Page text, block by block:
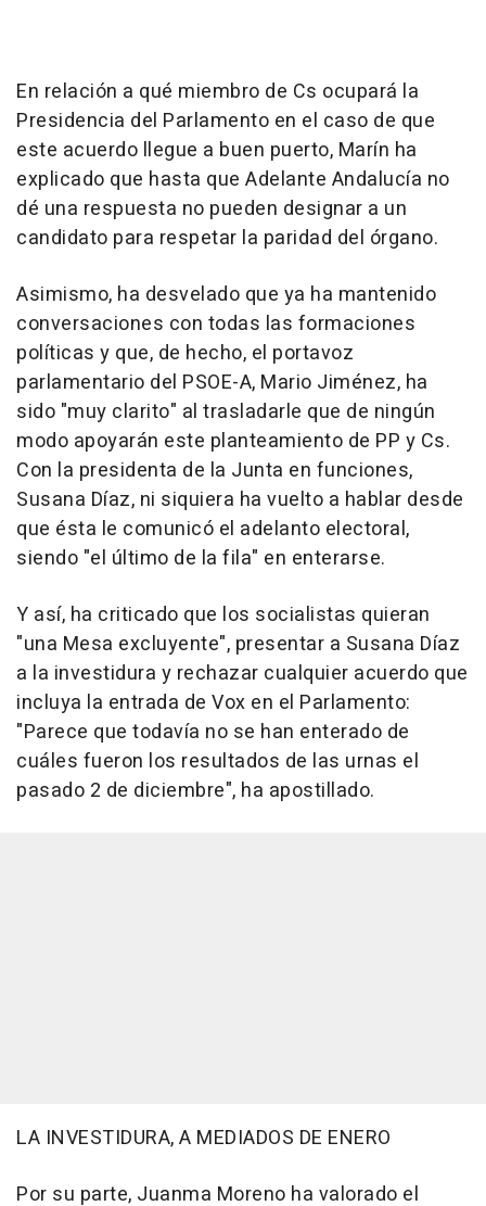
En relación a qué miembro de Cs ocupará la
Presidencia del Parlamento en el caso de que
este acuerdo llegue a buen puerto, Marín ha
explicado que hasta que Adelante Andalucía no
dé una respuesta no pueden designar a un
candidato para respetar la paridad del órgano.
Asimismo, ha desvelado que ya ha mantenido
conversaciones con todas las formaciones
políticas y que, de hecho, el portavoz
parlamentario del PSOE-A, Mario Jiménez, ha
sido "muy clarito" al trasladarle que de ningún
modo apoyarán este planteamiento de PP y Cs.
Con la presidenta de la Junta en funciones,
Susana Díaz, ni siquiera ha vuelto a hablar desde
que ésta le comunicó el adelanto electoral,
siendo "el último de la fila" en enterarse.
Y así, ha criticado que los socialistas quieran
"una Mesa excluyente", presentar a Susana Díaz
a la investidura y rechazar cualquier acuerdo que
incluya la entrada de Vox en el Parlamento:
"Parece que todavía no se han enterado de
cuáles fueron los resultados de las urnas el
pasado 2 de diciembre", ha apostillado.
LA INVESTIDURA, A MEDIADOS DE ENERO
Por su parte, Juanma Moreno ha valorado el